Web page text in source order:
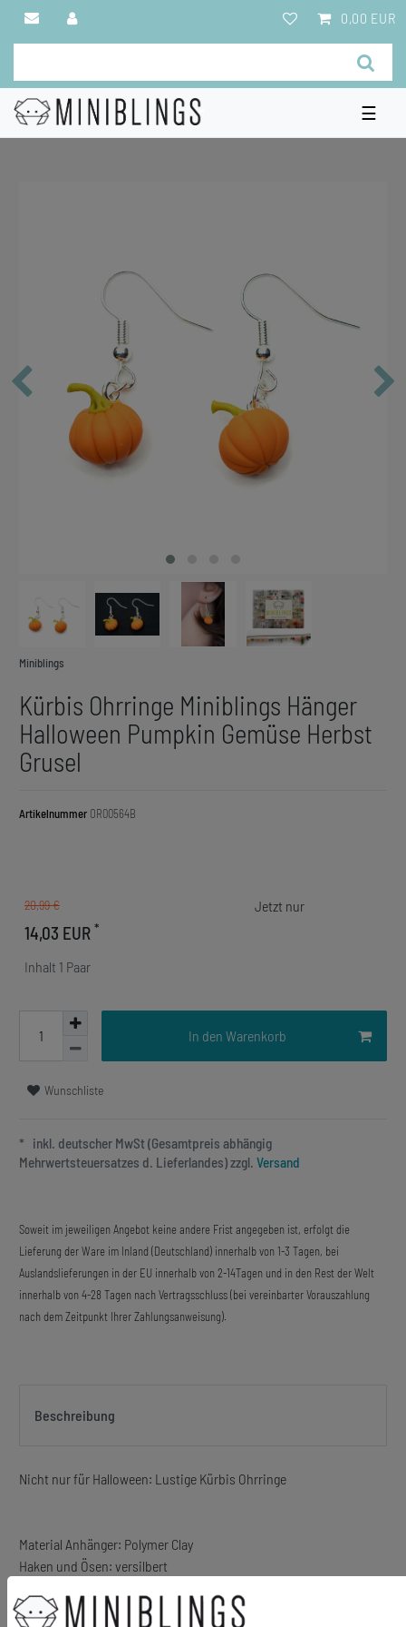
0,00 EUR
☰
Miniblings
Kürbis Ohrringe Miniblings Hänger
Halloween Pumpkin Gemüse Herbst
Grusel
Artikelnummer OR00564B
20,99 €
14,03 EUR *
Inhalt 1 Paar
In den Warenkorb
Wunschliste
* inkl. deutscher MwSt (Gesamtpreis abhängig
Mehrwertsteuersatzes d. Lieferlandes) zzgl. Versand
Soweit im jeweiligen Angebot keine andere Frist angegeben ist, erfolgt die
Lieferung der Ware im Inland (Deutschland) innerhalb von 1-3 Tagen, bei
Auslandslieferungen in der EU innerhalb von 2-14Tagen und in den Rest der Welt
innerhalb von 4-28 Tagen nach Vertragsschluss (bei vereinbarter Vorauszahlung
nach dem Zeitpunkt Ihrer Zahlungsanweisung).
Beschreibung
Nicht nur für Halloween: Lustige Kürbis Ohrringe
Material Anhänger: Polymer Clay
Haken und Ösen: versilbert